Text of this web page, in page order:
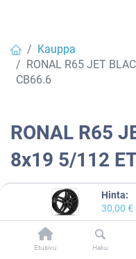
Hinta:
30,00 €
Etusivu Haku
Kauppa
RONAL R65 JET
CB66.6
RONAL R65
8x19 5/112
EAN:4053881253597
Tällä tuotteella ei ole